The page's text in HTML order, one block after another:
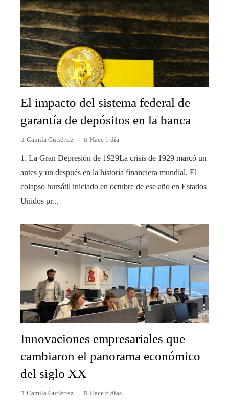
El impacto del sistema federal de
garantía de depósitos en la banca
Camila Gutiérrez Hace 1 día
1. La Gran Depresión de 1929La crisis de 1929 marcó un
antes y un después en la historia financiera mundial. El
colapso bursátil iniciado en octubre de ese año en Estados
Unidos pr...
Innovaciones empresariales que
cambiaron el panorama económico
del siglo XX
Camila Gutiérrez Hace 6 días